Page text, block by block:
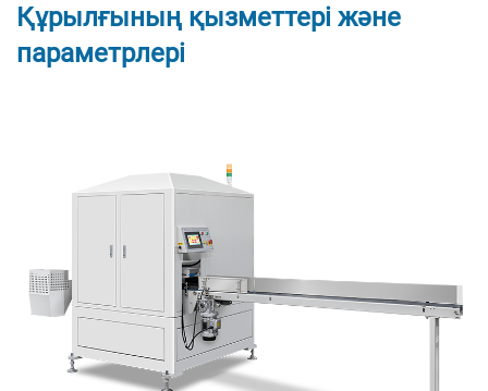
Құрылғының қызметтері және
параметрлері